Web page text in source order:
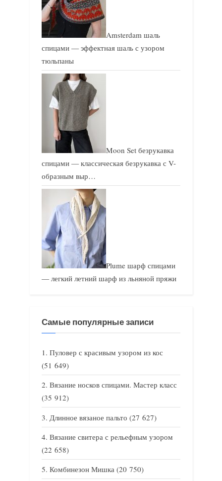
Amsterdam шаль
спицами — эффектная шаль с узором
тюльпаны
Moon Set безрукавка
спицами — классическая безрукавка с V-
образным выр…
Plume шарф спицами
— легкий летний шарф из льняной пряжи
Самые популярные записи
Пуловер с красивым узором из кос
(51 649)
Вязание носков спицами. Мастер класс
(35 912)
Длинное вязаное пальто (27 627)
Вязание свитера с рельефным узором
(22 658)
Комбинезон Мишка (20 750)